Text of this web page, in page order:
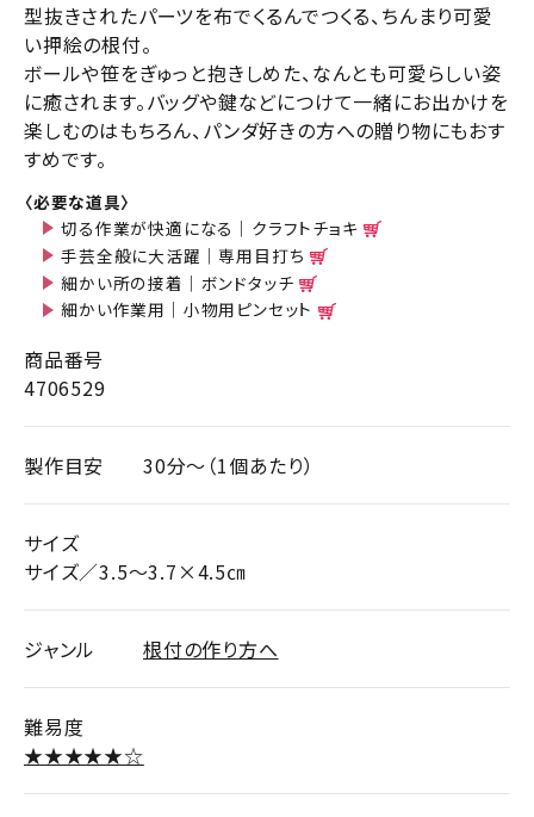
型抜きされたパーツを布でくるんでつくる、ちんまり可愛
い押絵の根付。
ボールや笹をぎゅっと抱きしめた、なんとも可愛らしい姿
に癒されます。バッグや鍵などにつけて一緒にお出かけを
楽しむのはもちろん、パンダ好きの方への贈り物にもおす
すめです。
〈必要な道具〉
切る作業が快適になる｜クラフトチョキ
手芸全般に大活躍｜専用目打ち
細かい所の接着｜ボンドタッチ
細かい作業用｜小物用ピンセット
商品番号
4706529
製作目安 30分～（1個あたり）
サイズ
サイズ／3.5～3.7×4.5㎝
ジャンル 根付の作り方へ
難易度
★★★★★☆